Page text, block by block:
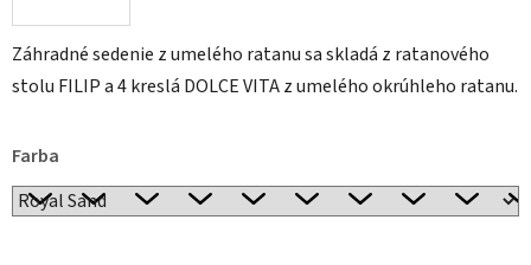
Záhradné sedenie z umelého ratanu sa skladá z ratanového
stolu FILIP a 4 kreslá DOLCE VITA z umelého okrúhleho ratanu.
Farba